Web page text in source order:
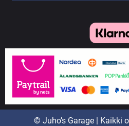
© Juho’s Garage | Kaikki